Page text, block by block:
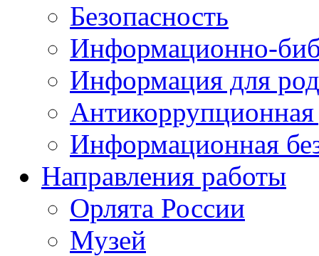
Безопасность
Информационно-
Информация для
Антикоррупционная
Информационная
Направления работы
Орлята России
Музей